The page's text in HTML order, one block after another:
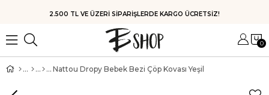
HIZLI KARGO
0
Nattou Dropy Bebek Bezi Çöp Kovası Yeşil